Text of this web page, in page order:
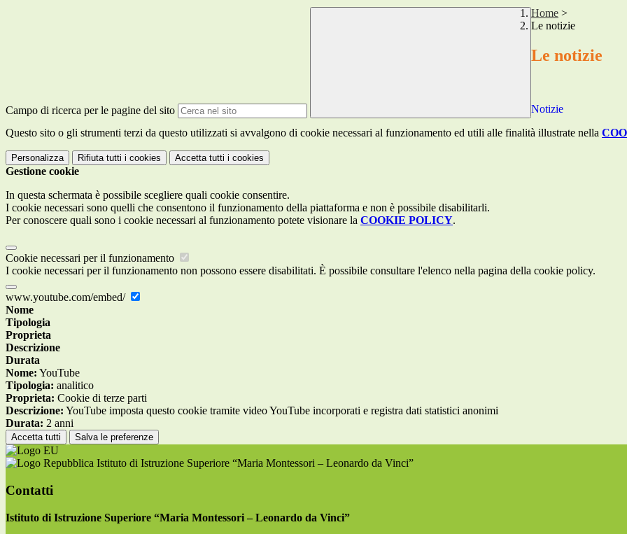
Campo di ricerca per le pagine del sito
Home >
Le notizie
Le notizie
Notizie
Questo sito o gli strumenti terzi da questo utilizzati si avvalgono di cookie necessari al funzionamento ed utili alle finalità illustrate nella
Personalizza Rifiuta tutti i cookies Accetta tutti i cookies
Gestione cookie
In questa schermata è possibile scegliere quali cookie consentire.
I cookie necessari sono quelli che consentono il funzionamento della piattaforma e non è possibile disabilitarli.
Per conoscere quali sono i cookie necessari al funzionamento potete visionare la COOKIE POLICY.
Cookie necessari per il funzionamento
I cookie necessari per il funzionamento non possono essere disabilitati. È possibile consultare l'elenco nella pagina della cookie policy.
www.youtube.com/embed/
Nome
Tipologia
Proprieta
Descrizione
Durata
Nome: YouTube
Tipologia: analitico
Proprieta: Cookie di terze parti
Descrizione: YouTube imposta questo cookie tramite video YouTube incorporati e registra dati statistici anonimi
Durata: 2 anni
Accetta tutti Salva le preferenze
Istituto di Istruzione Superiore “Maria Montessori – Leonardo da Vinci”
Contatti
Istituto di Istruzione Superiore “Maria Montessori – Leonardo da Vinci”